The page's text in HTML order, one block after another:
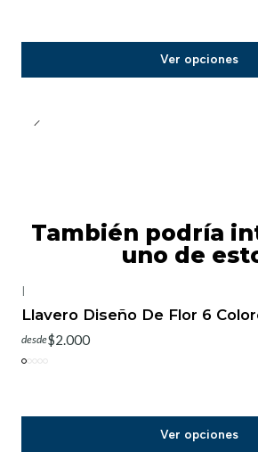
Ver opciones
También podría
uno de
OFF
|
Llavero Diseño De Flor 6
desde$2.000
Ver opciones